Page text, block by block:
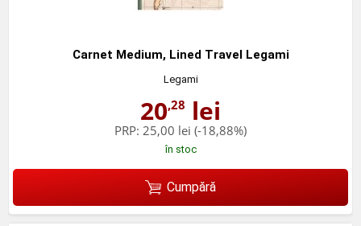
Carnet Medium, Lined Travel Legami
Legami
20,28 lei
PRP: 25,00 lei (-18,88%)
în stoc
Cumpără